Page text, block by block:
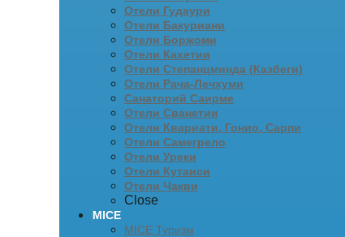
Отели Гудаури
Отели Бакуриани
Отели Боржоми
Отели Кахетии
Отели Степанцминда (Казбеги)
Отели Рача-Лечхуми
Санаторий Саирме
Отели Сванетии
Отели Квариати, Гонио, Сарпи
Отели Самегрело
Отели Уреки
Отели Кутаиси
Отели Чакви
Close
MICE
MICE Туризм